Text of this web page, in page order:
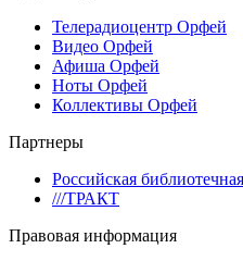
Телерадиоцентр Орфей
Видео Орфей
Афиша Орфей
Ноты Орфей
Коллективы Орфей
Партнеры
Российская
///ТРАКТ
Правовая информация